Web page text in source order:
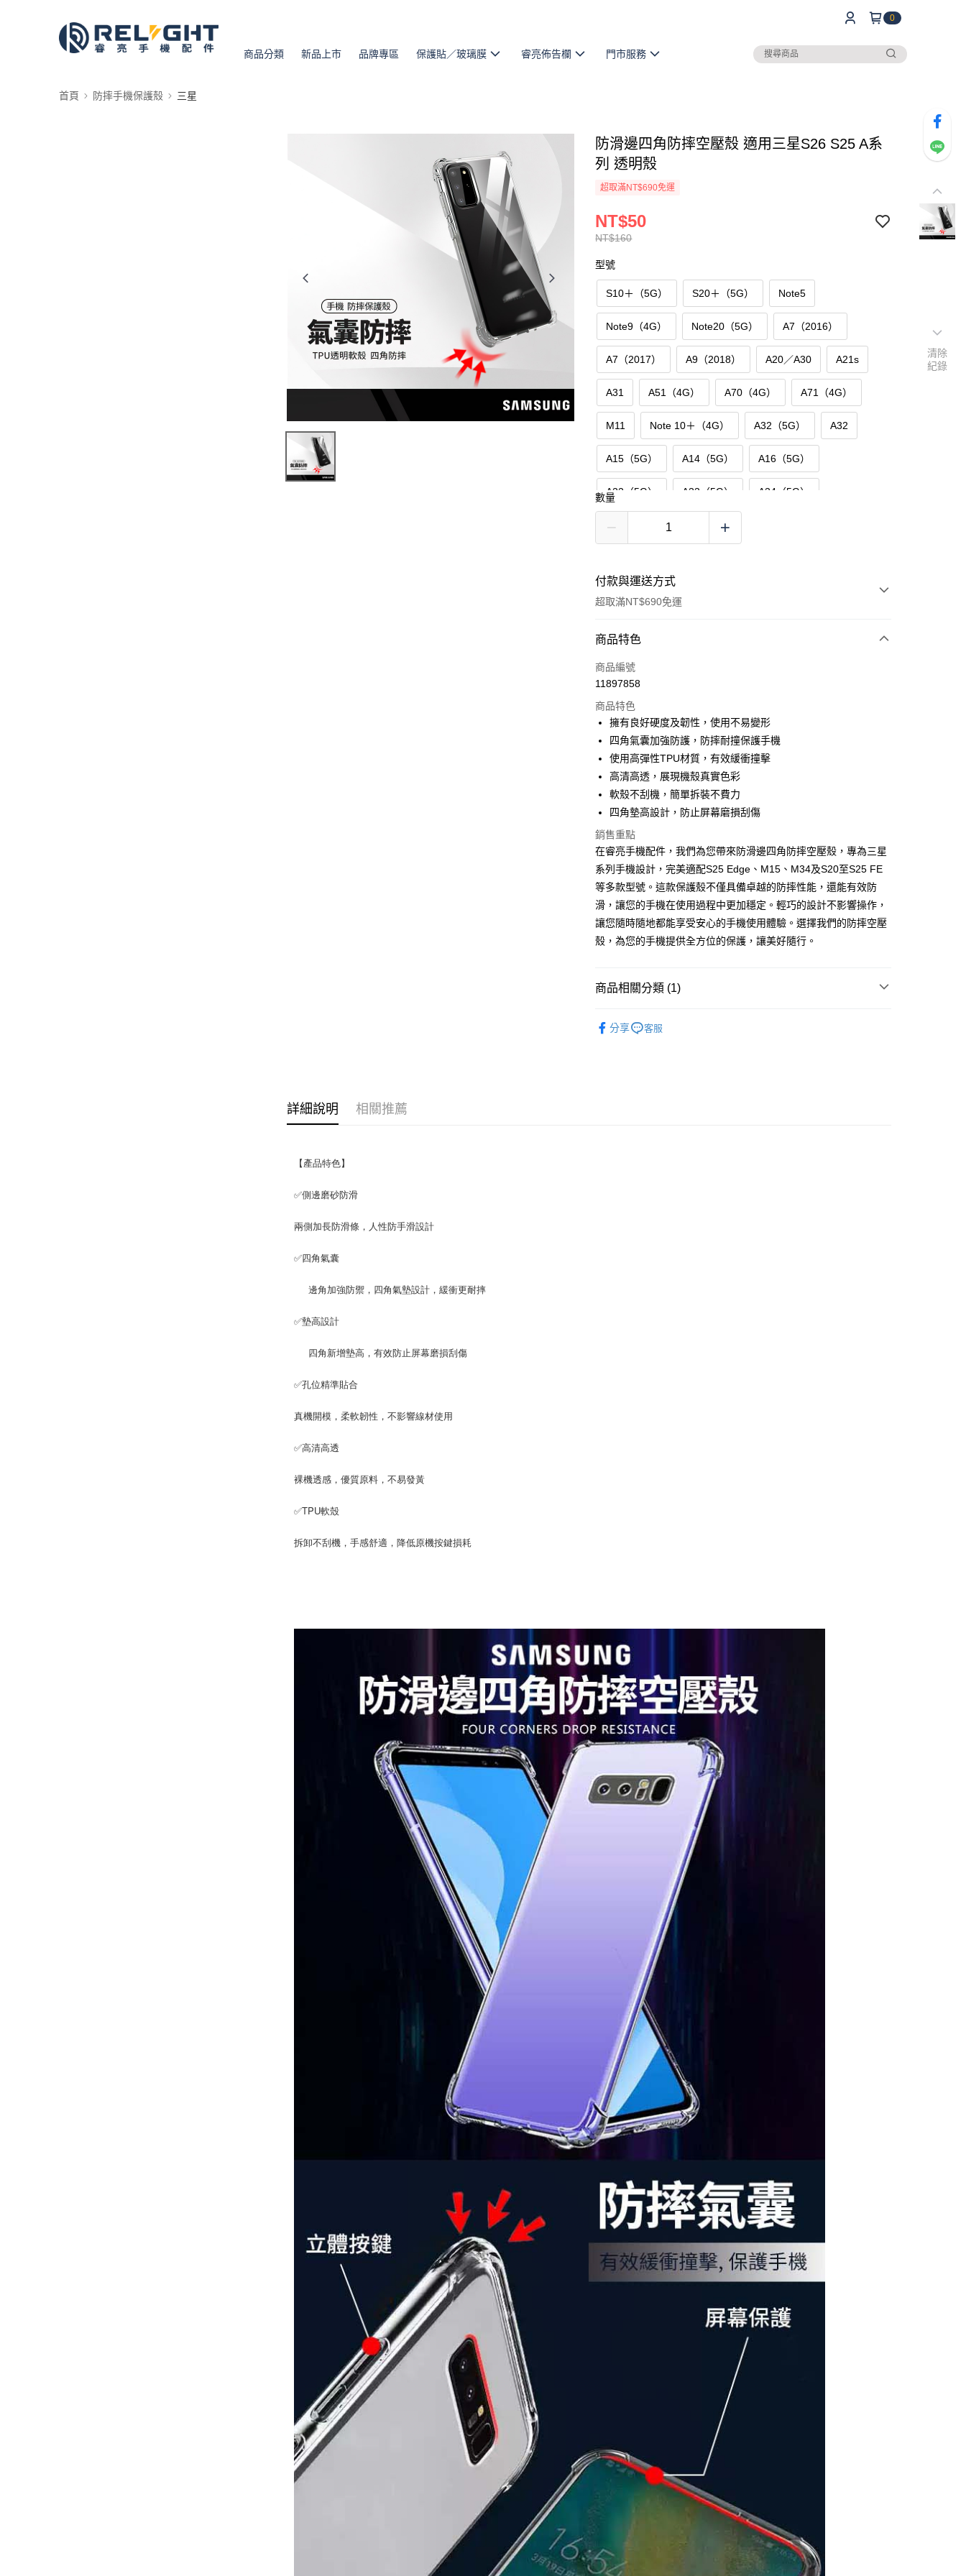
0
商品分類 新品上市 品牌專區 保護貼／玻璃膜 睿亮佈告欄 門市服務
首頁 防摔手機保護殼 三星
防滑邊四角防摔空壓殼 適用三星S26 S25 A系
列 透明殼
超取滿NT$690免運
NT$160
NT$50
型號
S10＋（5G） S20＋（5G） Note5
Note9（4G） Note20（5G） A7（2016）
A7（2017） A9（2018） A20／A30 A21s
A31 A51（4G） A70（4G） A71（4G）
M11 Note 10＋（4G） A32（5G） A32
A15（5G） A14（5G） A16（5G）
A22（5G） A33（5G） A34（5G）
A35（5G） A42（5G）
S23 FE（5G）
S24 Ultra（5G） S24 FE（5G）
S25＋（5G） S25 Ultra（5G）
A36（5G） A56（5G）
S26 Ultra（5G） A37（5G） A57（5G）
A07（5G）
款式
數量
付款與運送方式
超取滿NT$690免運
付款方式
信用卡一次付款
LINE Pay
Apple Pay
街口支付
悠遊付
運送方式
全家取貨付款
每筆NT$65，滿NT$690(含以上)免運費
付款後全家取貨
7-11取貨付款
付款後7-11取貨
商品特色
商品編號
11897858
商品特色
擁有良好硬度及韌性，使用不易變形
四角氣囊加強防護，防摔耐撞保護手機
使用高彈性TPU材質，有效緩衝撞擊
高清高透，展現機殼真實色彩
軟殼不刮機，簡單拆裝不費力
四角墊高設計，防止屏幕磨損刮傷
銷售重點
在睿亮手機配件，我們為您帶來防滑邊四角防摔空壓殼，專為三星
系列手機設計，完美適配S25 Edge、M15、M34及S20至S25 FE
等多款型號。這款保護殼不僅具備卓越的防摔性能，還能有效防
滑，讓您的手機在使用過程中更加穩定。輕巧的設計不影響操作，
讓您隨時隨地都能享受安心的手機使用體驗。選擇我們的防摔空壓
殼，為您的手機提供全方位的保護，讓美好隨行。
商品相關分類 (1)
分享
客服
詳細說明 相關推薦
【產品特色】
✅側邊磨砂防滑
兩側加長防滑條，人性防手滑設計
✅四角氣囊
邊角加強防禦，四角氣墊設計，緩衝更耐摔
✅墊高設計
四角新增墊高，有效防止屏幕磨損刮傷
✅孔位精準貼合
真機開模，柔軟韌性，不影響線材使用
✅高清高透
裸機透感，優質原料，不易發黃
✅TPU軟殼
拆卸不刮機，手感舒適，降低原機按鍵損耗
清除
紀錄